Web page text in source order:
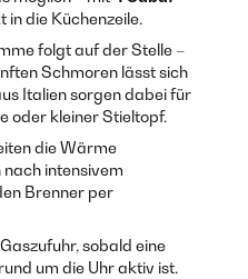
in die Küchenzeile.
folgt auf der Stelle –
Schmoren lässt sich
Italien sorgen dabei für
oder kleiner Stieltopf.
die Wärme
intensivem
Brenner per
sobald eine
um die Uhr aktiv ist.